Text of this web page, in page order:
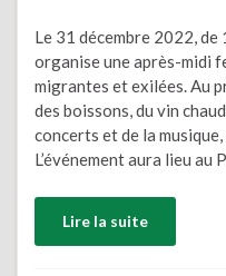
Le 31 décembre 2022, de
organise une après-midi
migrantes et exilées. Au
des boissons, du vin
concerts et de la
L’événement aura lieu au
Lire la suite